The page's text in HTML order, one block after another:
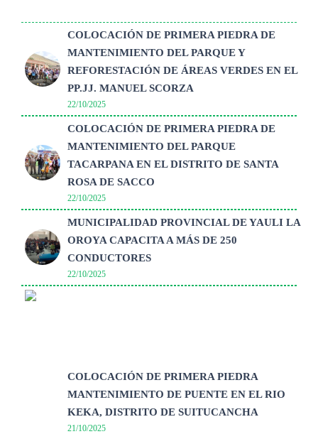
COLOCACIÓN DE PRIMERA PIEDRA DE
MANTENIMIENTO DEL PARQUE Y
REFORESTACIÓN DE ÁREAS VERDES EN EL
PP.JJ. MANUEL SCORZA
22/10/2025
COLOCACIÓN DE PRIMERA PIEDRA DE
MANTENIMIENTO DEL PARQUE
TACARPANA EN EL DISTRITO DE SANTA
ROSA DE SACCO
22/10/2025
MUNICIPALIDAD PROVINCIAL DE YAULI LA
OROYA CAPACITA A MÁS DE 250
CONDUCTORES
22/10/2025
COLOCACIÓN DE PRIMERA PIEDRA
MANTENIMIENTO DE PUENTE EN EL RIO
KEKA, DISTRITO DE SUITUCANCHA
21/10/2025